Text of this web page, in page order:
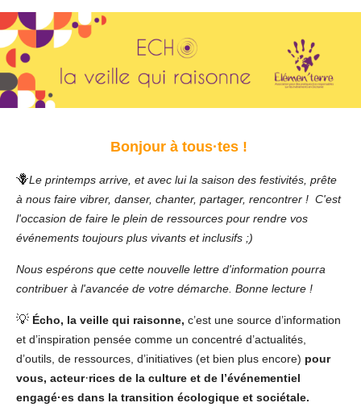
Bonjour à tous·tes !
🪻Le printemps arrive, et avec lui la saison des festivités, prête
à nous faire vibrer, danser, chanter, partager, rencontrer ! C'est
l'occasion de faire le plein de ressources pour rendre vos
événements toujours plus vivants et inclusifs ;)
Nous espérons que cette nouvelle lettre d'information pourra
contribuer à l'avancée de votre démarche. Bonne lecture !
💡 Écho, la veille qui raisonne, c’est une source d’information
et d’inspiration pensée comme un concentré d’actualités,
d’outils, de ressources, d’initiatives (et bien plus encore) pour
vous, acteur·rices de la culture et de l’événementiel
engagé·es dans la transition écologique et sociétale.